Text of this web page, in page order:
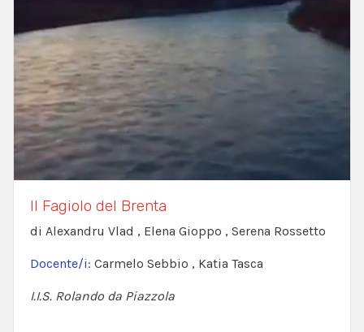
Il Fagiolo del Brenta
di Alexandru Vlad , Elena Gioppo , Serena Rossetto
Docente/i: Carmelo Sebbio , Katia Tasca
I.I.S. Rolando da Piazzola